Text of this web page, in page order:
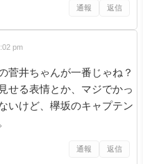
通報 返信
pm
菅井ちゃんが一番じゃね？
せる表情とか、マジでかっ
いけど、欅坂のキャプテン
通報 返信